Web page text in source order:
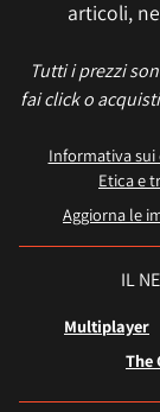
articoli,
Tutti i prezzi
fai click o
Informativa sui
Etica e
Aggiorna le
IL
Multiplayer
The